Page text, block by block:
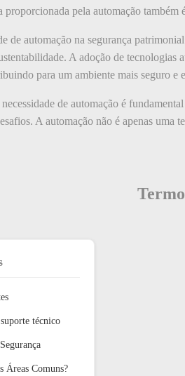
proporcionada pela automação
de automação na segurança
A adoção de tecnologias
para um ambiente mais seguro e
de automação é
A automação não é apenas uma
técnico
Áreas Comuns?